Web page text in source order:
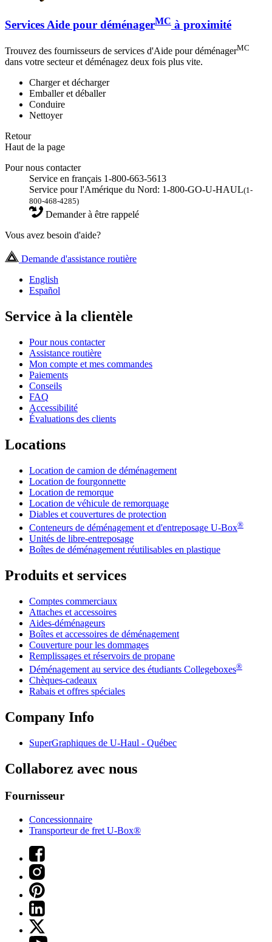
Services Aide pour déménagerMC à proximité
Trouvez des fournisseurs de services d'Aide pour déménagerMC
dans votre secteur et déménagez deux fois plus vite.
Charger et décharger
Emballer et déballer
Conduire
Nettoyer
Retour
Haut de la page
Pour nous contacter
Service en français 1-800-663-5613
Service pour l'Amérique du Nord: 1-800-GO-U-HAUL(1-
800-468-4285)
Demander à être rappelé
Vous avez besoin d'aide?
Demande d'assistance routière
English
Español
Service à la clientèle
Pour nous contacter
Assistance routière
Mon compte et mes commandes
Paiements
Conseils
FAQ
Accessibilité
Évaluations des clients
Locations
Location de camion de déménagement
Location de fourgonnette
Location de remorque
Location de véhicule de remorquage
Diables et couvertures de protection
Conteneurs de déménagement et d'entreposage U-Box®
Unités de libre-entreposage
Boîtes de déménagement réutilisables en plastique
Produits et services
Comptes commerciaux
Attaches et accessoires
Aides-déménageurs
Boîtes et accessoires de déménagement
Couverture pour les dommages
Remplissages et réservoirs de propane
Déménagement au service des étudiants Collegeboxes®
Chèques-cadeaux
Rabais et offres spéciales
Company Info
SuperGraphiques de U-Haul - Québec
Collaborez avec nous
Fournisseur
Concessionnaire
Transporteur de fret U-Box®